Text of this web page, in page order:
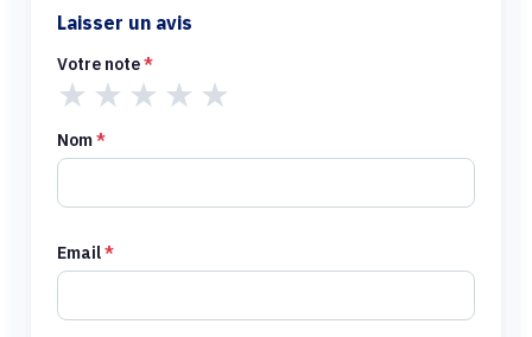
Laisser un avis
Votre note*
★ ★ ★ ★ ★
Nom*
Email*